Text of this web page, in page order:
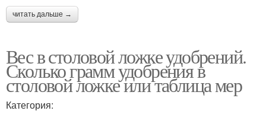
читать дальше →
Вес в столовой ложке удобрений.
Сколько грамм удобрения в
столовой ложке или таблица мер
Категория: